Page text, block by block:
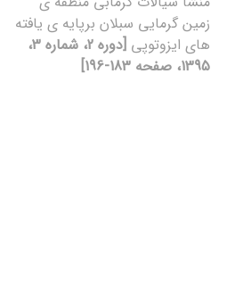
زمین گرمایی سبلان برپایه ی یافته
های ایزوتوپی
[دوره 2، شماره 3،
1395، صفحه 183-196]